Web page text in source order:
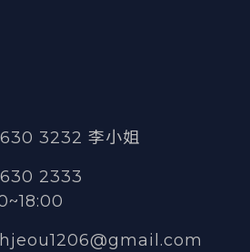
3232 李小姐
2333